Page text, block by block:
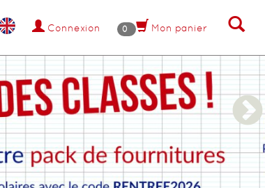
Connexion 0 Mon panier